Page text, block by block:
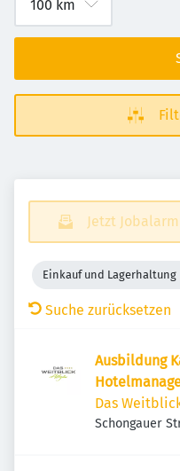
Jetzt
Einkauf und Lagerhaltung
Suche zurücksetzen
Ausbildung
Das
Schongauer